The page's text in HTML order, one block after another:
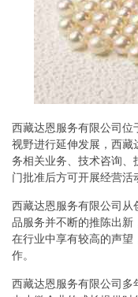
西藏达恩服务有限公司
视野进行延伸发展，西藏
务相关业务、技术咨询、
门批准后方可开展经营活
西藏达恩服务有限公司
品服务并不断的推陈出新
在行业中享有较高的声望
作。
西藏达恩服务有限公司